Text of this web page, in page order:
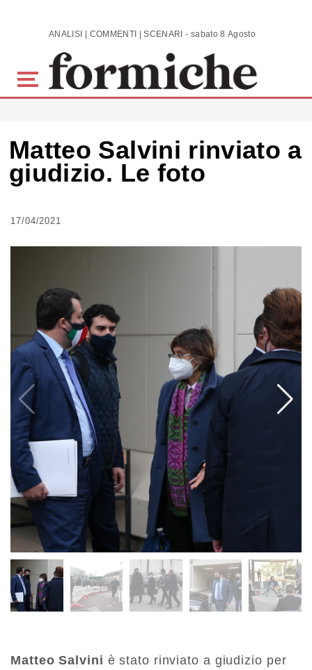
Skip to main content ANALISI | COMMENTI | SCENARI - sabato 8 Agosto 2026
Matteo Salvini rinviato a
giudizio. Le foto
17/04/2021
Matteo Salvini è stato rinviato a giudizio per